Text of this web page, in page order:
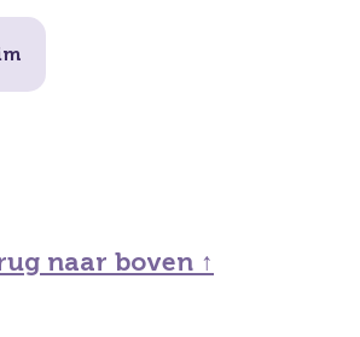
naar boven ↑